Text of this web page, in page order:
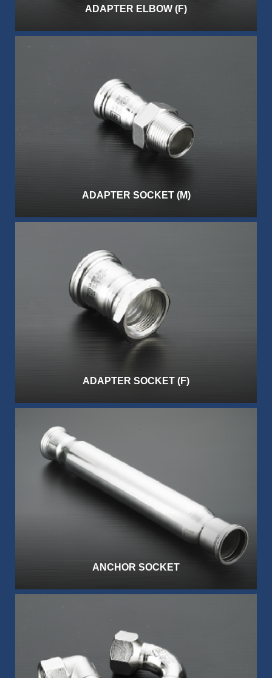
ADAPTER ELBOW (F)
ADAPTER SOCKET (M)
ADAPTER SOCKET (F)
ANCHOR SOCKET